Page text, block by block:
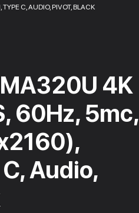
C, AUDIO, PIVOT, BLACK
4K
60Hz, 5mc,
Audio,